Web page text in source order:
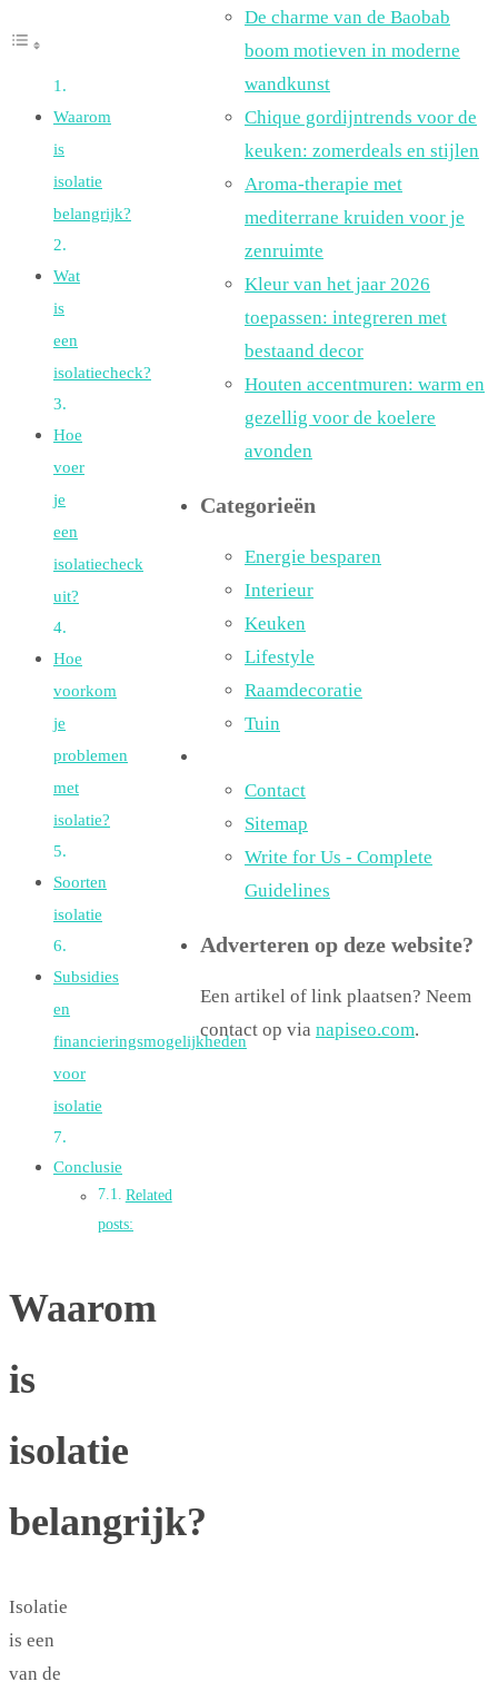
Waarom
is
isolatie
belangrijk?
Wat
is
een
isolatiecheck?
Hoe
voer
je
een
isolatiecheck
uit?
Hoe
voorkom
je
problemen
met
isolatie?
Soorten
isolatie
Subsidies
en
financieringsmogelijkheden
voor
isolatie
Conclusie
Related
posts:
Waarom
is
isolatie
belangrijk?
Isolatie
is een
van de
De charme van de Baobab
boom motieven in moderne
wandkunst
Chique gordijntrends voor de
keuken: zomerdeals en stijlen
Aroma-therapie met
mediterrane kruiden voor je
zenruimte
Kleur van het jaar 2026
toepassen: integreren met
bestaand decor
Houten accentmuren: warm en
gezellig voor de koelere
avonden
Categorieën
Energie besparen
Interieur
Keuken
Lifestyle
Raamdecoratie
Tuin
Contact
Sitemap
Write for Us - Complete
Guidelines
Adverteren op deze website?
Een artikel of link plaatsen? Neem
contact op via napiseo.com.